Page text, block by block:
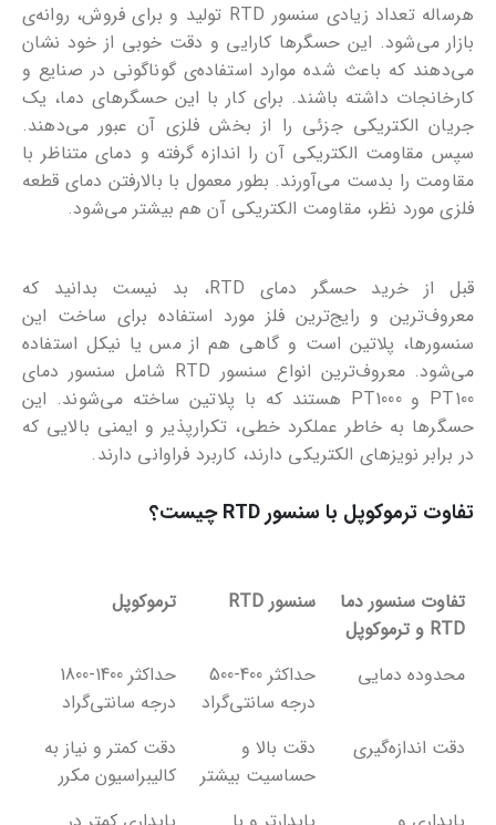
هرساله تعداد زیادی سنسور RTD تولید و برای فروش، روانه‌ی
بازار می‌شود. این حسگرها کارایی و دقت خوبی از خود نشان
می‌دهند که باعث شده موارد استفاده‌ی گوناگونی در صنایع و
کارخانجات داشته باشند. برای کار با این حسگرهای دما، یک
جریان الکتریکی جزئی را از بخش فلزی آن عبور می‌دهند.
سپس مقاومت الکتریکی آن را اندازه گرفته و دمای متناظر با
مقاومت را بدست می‌آورند. بطور معمول با بالارفتن دمای قطعه
فلزی مورد نظر، مقاومت الکتریکی آن هم بیشتر می‌شود.
قبل از خرید حسگر دمای RTD، بد نیست بدانید که
معروف‌ترین و رایج‌ترین فلز مورد استفاده برای ساخت این
سنسورها، پلاتین است و گاهی هم از مس یا نیکل استفاده
می‌شود. معروف‌ترین انواع سنسور RTD شامل سنسور دمای
PT100 و PT1000 هستند که با پلاتین ساخته می‌شوند. این
حسگرها به خاطر عملکرد خطی، تکرارپذیر و ایمنی بالایی که
در برابر نویزهای الکتریکی دارند، کاربرد فراوانی دارند.
تفاوت ترموکوپل با سنسور RTD چیست؟
تفاوت سنسور دما
RTD و ترموکوپل
سنسور RTD ترموکوپل
تفاوت سنسور دما
سنسور RTD ترموکوپل محدوده دمایی
حداکثر 400-500
درجه سانتی‌گراد
حداکثر 1400-1800
درجه سانتی‌گراد
دقت اندازه‌گیری
دقت بالا و
حساسیت بیشتر
دقت کمتر و نیاز به
کالیبراسیون مکرر